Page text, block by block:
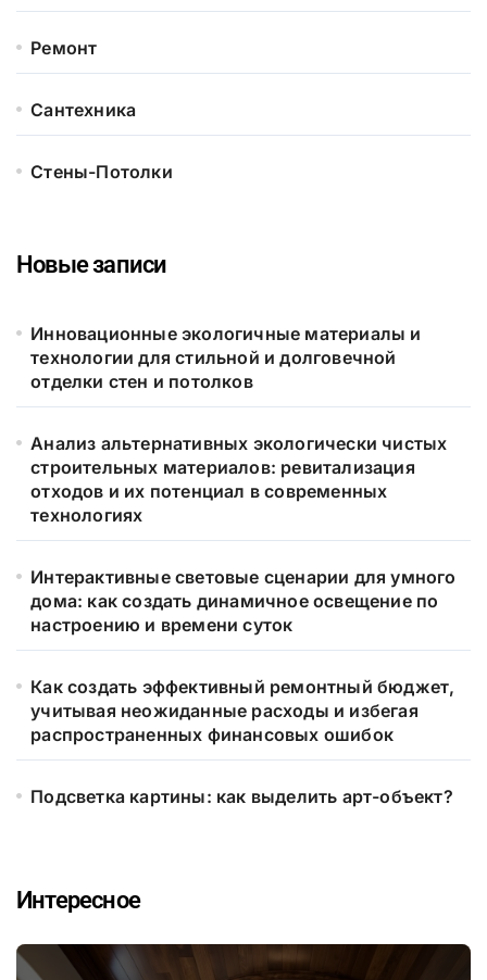
Ремонт
Сантехника
Стены-Потолки
Новые записи
Инновационные экологичные материалы и
технологии для стильной и долговечной
отделки стен и потолков
Анализ альтернативных экологически чистых
строительных материалов: ревитализация
отходов и их потенциал в современных
технологиях
Интерактивные световые сценарии для умного
дома: как создать динамичное освещение по
настроению и времени суток
Как создать эффективный ремонтный бюджет,
учитывая неожиданные расходы и избегая
распространенных финансовых ошибок
Подсветка картины: как выделить арт-объект?
Интересное